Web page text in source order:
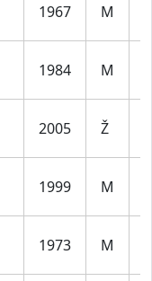
1967 M
1984 M
2005 Ž
1999 M
1973 M